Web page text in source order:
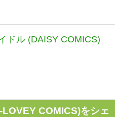
ドル (DAISY COMICS)
COMICS)をシェ